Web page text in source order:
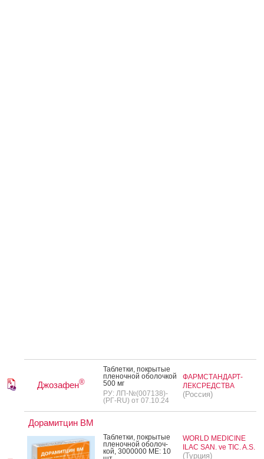
Джозафен®
Таб­летки, пок­ры­тые
пле­ноч­ной обо­лоч­кой
500 мг
РУ: ЛП-№(007138)-
(РГ-RU) от 07.10.24
ФАРМСТАНДАРТ-
ЛЕКСРЕДСТВА
(Россия)
Дорамитцин ВМ
Таб­летки, пок­ры­тые
пле­ноч­ной обо­лоч­
кой, 3000000 МЕ: 10
WORLD MEDICINE
ILAC SAN. ve TIC. A.S.
(Турция)